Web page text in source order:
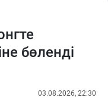
бөленді
03.08.2026, 22:30